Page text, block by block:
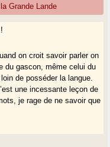
Grande Lande
on croit savoir parler on
du gascon, même celui du
de posséder la langue.
une incessante leçon de
je rage de ne savoir que